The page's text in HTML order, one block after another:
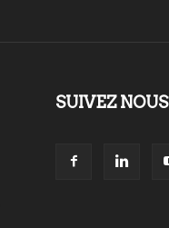
SUIVEZ NOUS